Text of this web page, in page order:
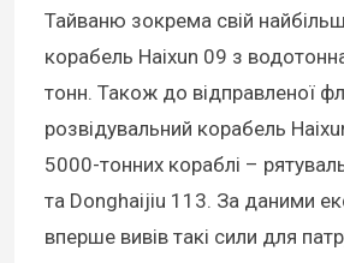
Тайваню зокрема свій
корабель Haixun 09 з
тонн. Також до відправленої
розвідувальний корабель
5000-тонних кораблі –
та Donghaijiu 113. За даними
вперше вивів такі сили для